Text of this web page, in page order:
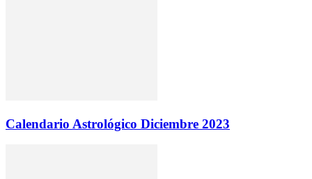
Calendario Astrológico Diciembre 2023